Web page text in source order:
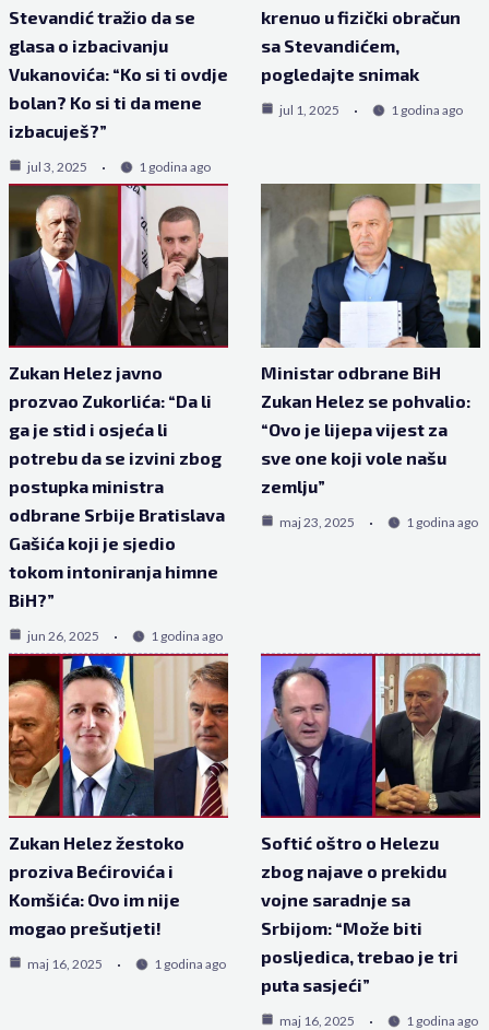
Stevandić tražio da se
glasa o izbacivanju
Vukanovića: “Ko si ti ovdje
bolan? Ko si ti da mene
izbacuješ?”
jul 3, 2025 1 godina ago
krenuo u fizički obračun
sa Stevandićem,
pogledajte snimak
jul 1, 2025 1 godina ago
Zukan Helez javno
prozvao Zukorlića: “Da li
ga je stid i osjeća li
potrebu da se izvini zbog
postupka ministra
odbrane Srbije Bratislava
Gašića koji je sjedio
tokom intoniranja himne
BiH?”
jun 26, 2025 1 godina ago
Ministar odbrane BiH
Zukan Helez se pohvalio:
“Ovo je lijepa vijest za
sve one koji vole našu
zemlju”
maj 23, 2025 1 godina ago
Zukan Helez žestoko
proziva Bećirovića i
Komšića: Ovo im nije
mogao prešutjeti!
maj 16, 2025 1 godina ago
Softić oštro o Helezu
zbog najave o prekidu
vojne saradnje sa
Srbijom: “Može biti
posljedica, trebao je tri
puta sasjeći”
maj 16, 2025 1 godina ago